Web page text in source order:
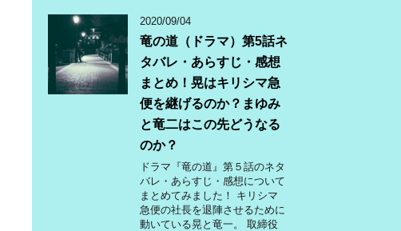
2020/09/04
竜の道（ドラマ）第5話ネ
タバレ・あらすじ・感想
まとめ！晃はキリシマ急
便を継げるのか？まゆみ
と竜二はこの先どうなる
のか？
ドラマ『竜の道』第５話のネタ
バレ・あらすじ・感想について
まとめてみました！ キリシマ
急便の社長を退陣させるために
動いている晃と竜一。 取締役